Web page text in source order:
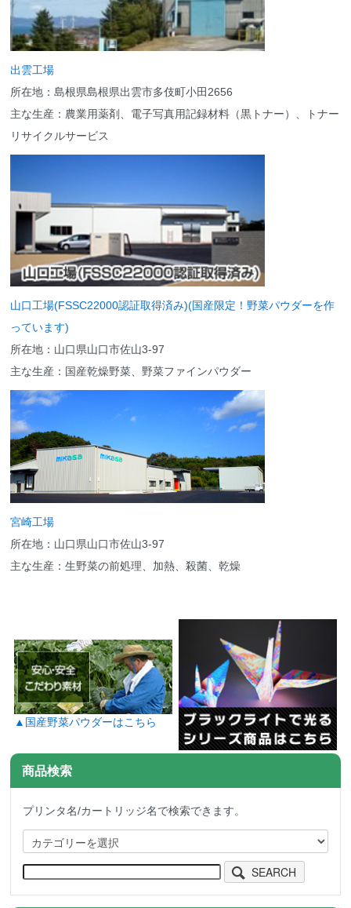
出雲工場
所在地：島根県島根県出雲市多伎町小田2656
主な生産：農業用薬剤、電子写真用記録材料（黒トナー）、トナー
リサイクルサービス
山口工場(FSSC22000認証取得済み)(国産限定！野菜パウダーを作
っています)
所在地：山口県山口市佐山3-97
主な生産：国産乾燥野菜、野菜ファインパウダー
宮崎工場
所在地：山口県山口市佐山3-97
主な生産：生野菜の前処理、加熱、殺菌、乾燥
▲国産野菜パウダーはこちら
商品検索
プリンタ名/カートリッジ名で検索できます。
SEARCH